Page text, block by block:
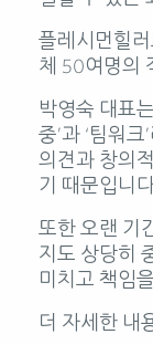
플레시먼힐
체 50여명의
박영숙 대표
중’과 ‘팀워
의견과 창의
기 때문입니
또한 오랜 기
지도 상당히
미치고 책임
더 자세한 내